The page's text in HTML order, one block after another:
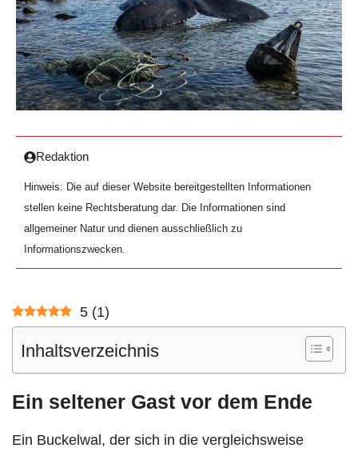
Redaktion
Hinweis: Die auf dieser Website bereitgestellten Informationen
stellen keine Rechtsberatung dar. Die Informationen sind
allgemeiner Natur und dienen ausschließlich zu
Informationszwecken.
5 (1)
Inhaltsverzeichnis
Ein seltener Gast vor dem Ende
Ein Buckelwal, der sich in die vergleichsweise